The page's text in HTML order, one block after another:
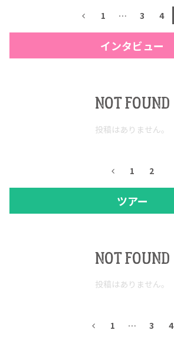
1 … 3 4
インタビュー
NOT FOUND
投稿はありません。
1 2
ツアー
NOT FOUND
投稿はありません。
1 … 3 4